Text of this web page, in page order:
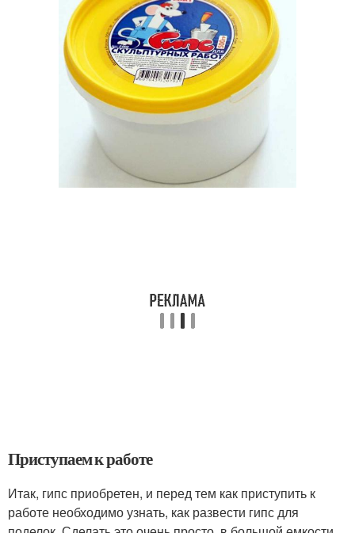
Приступаем к работе
Итак, гипс приобретен, и перед тем как приступить к
работе необходимо узнать, как развести гипс для